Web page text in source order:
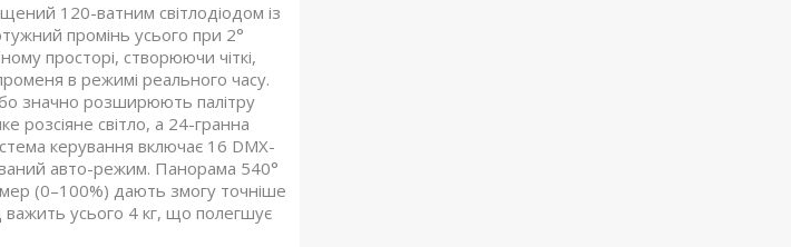
120-ватним світлодіодом із
промінь усього при 2°
просторі, створюючи чіткі,
в режимі реального часу.
значно розширюють палітру
розсіяне світло, а 24-гранна
керування включає 16 DMX-
авто-режим. Панорама 540°
(0–100%) дають змогу точніше
важить усього 4 кг, що полегшує